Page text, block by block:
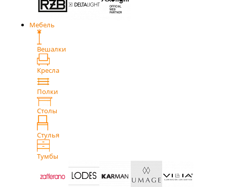
Мебель
Вешалки
Кресла
Полки
Столы
Стулья
Тумбы